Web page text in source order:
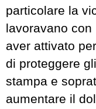
particolare la
lavoravano con
aver attivato
di proteggere
stampa e
aumentare il